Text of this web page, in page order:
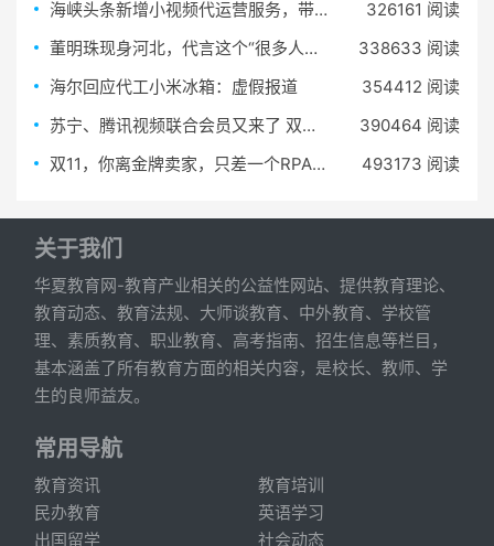
海峡头条新增小视频代运营服务，带你一起收割短视频红利
326161 阅读
董明珠现身河北，代言这个“很多人还不知道的微店”！引爆全场
338633 阅读
海尔回应代工小米冰箱：虚假报道
354412 阅读
苏宁、腾讯视频联合会员又来了 双开一年仅需98元
390464 阅读
双11，你离金牌卖家，只差一个RPA批量上新机器人
493173 阅读
关于我们
华夏教育网-教育产业相关的公益性网站、提供教育理论、
教育动态、教育法规、大师谈教育、中外教育、学校管
理、素质教育、职业教育、高考指南、招生信息等栏目，
基本涵盖了所有教育方面的相关内容，是校长、教师、学
生的良师益友。
常用导航
教育资讯
教育培训
民办教育
英语学习
出国留学
社会动态